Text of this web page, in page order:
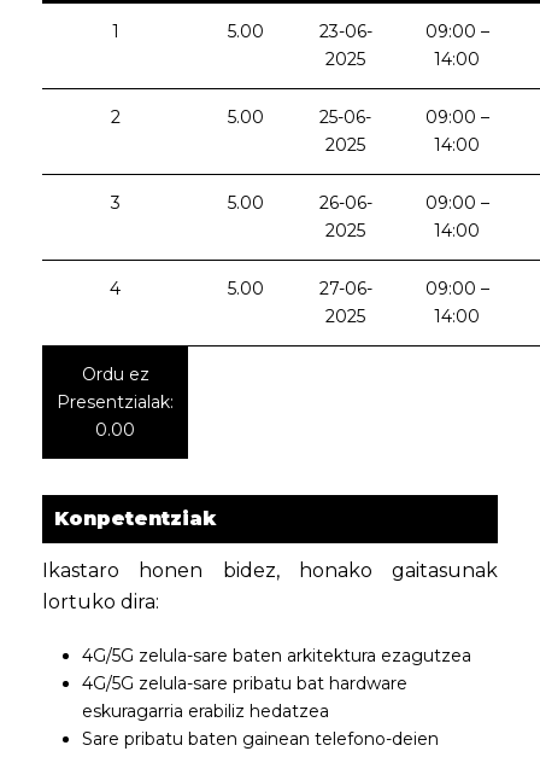
1 5.00
23-06-
2025
09:00 –
14:00
2 5.00
25-06-
2025
09:00 –
14:00
3 5.00
26-06-
2025
09:00 –
14:00
4 5.00
27-06-
2025
09:00 –
14:00
Ordu ez
Presentzialak:
0.00
Konpetentziak
Ikastaro honen bidez, honako gaitasunak
lortuko dira:
4G/5G zelula-sare baten arkitektura ezagutzea
4G/5G zelula-sare pribatu bat hardware
eskuragarria erabiliz hedatzea
Sare pribatu baten gainean telefono-deien